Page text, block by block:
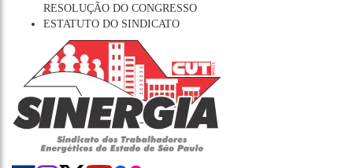
RESOLUÇÃO DO CONGRESSO
ESTATUTO DO SINDICATO